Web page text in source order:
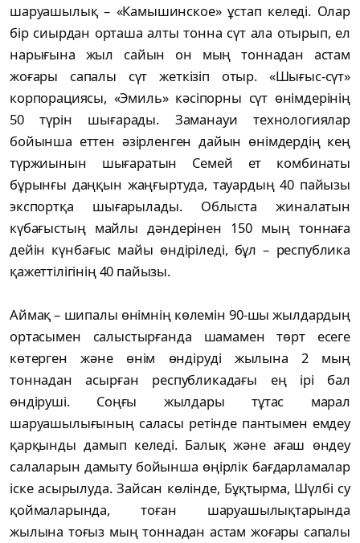
шаруашылық – «Камышинское» ұстап келеді. Олар
бір сиырдан орташа алты тонна сүт ала отырып, ел
нарығына жыл сайын он мың тоннадан астам
жоғары сапалы сүт жеткізіп отыр. «Шығыс-сүт»
корпорациясы, «Эмиль» кәсіпорны сүт өнімдерінің
50 түрін шығарады. Заманауи технологиялар
бойынша еттен әзірленген дайын өнімдердің кең
түржиынын шығаратын Семей ет комбинаты
бұрынғы даңқын жаңғыртуда, тауардың 40 пайызы
экспортқа шығарылады. Облыста жиналатын
күбағыстың майлы дәндерінен 150 мың тоннаға
дейін күнбағыс майы өндіріледі, бұл – республика
қажеттілігінің 40 пайызы.
Аймақ – шипалы өнімнің көлемін 90-шы жылдардың
ортасымен салыстырғанда шамамен төрт есеге
көтерген және өнім өндіруді жылына 2 мың
тоннадан асырған республикадағы ең ірі бал
өндіруші. Соңғы жылдары тұтас марал
шаруашылығының саласы ретінде пантымен емдеу
қарқынды дамып келеді. Балық және ағаш өндеу
салаларын дамыту бойынша өңірлік бағдарламалар
іске асырылуда. Зайсан көлінде, Бұқтырма, Шүлбі су
қоймаларында, тоған шаруашылықтарында
жылына тоғыз мың тоннадан астам жоғары сапалы